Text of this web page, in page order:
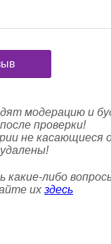
модерацию и
проверки!
не касающиеся
какие-либо
их здесь